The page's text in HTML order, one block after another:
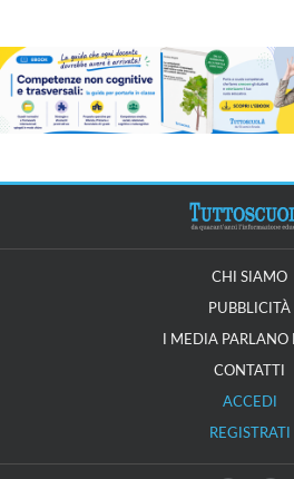
CHI SIAMO
PUBBLICITÀ
I MEDIA PARLANO
CONTATTI
ACCEDI
REGISTRATI